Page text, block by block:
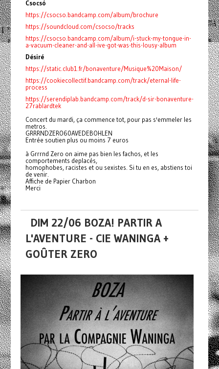
Csocsó
https://csocso.bandcamp.com/album/brochure
https://soundcloud.com/csocso/tracks
https://csocso.bandcamp.com/album/i-stuck-my-tongue-in-
a-vacuum-cleaner-and-all-ive-got-was-this-lousy-album
Désiré
https://static.club1.fr/bonaventure/Musique%20Maison/
https://cookiecollectif.bandcamp.com/track/eternal-life-
process
https://serendiplab.bandcamp.com/track/d-sir-bonaventure-
27rablardtek
Concert du mardi, ça commence tot, pour pas s'emmeler les
metros.
GRRRNDZERO60AVEDEBOHLEN
Entrée soutien plus ou moins 7 euros
à Grrrnd Zero on aime pas bien les fachos, et les
comportements deplacés,
homophobes, racistes et ou sexistes. Si tu en es, abstiens toi
de venir.
Affiche de Papier Charbon
Merci
DIM 22/06 BOZA! PARTIR A
L'AVENTURE - CIE WANINGA +
GOÛTER ZERO